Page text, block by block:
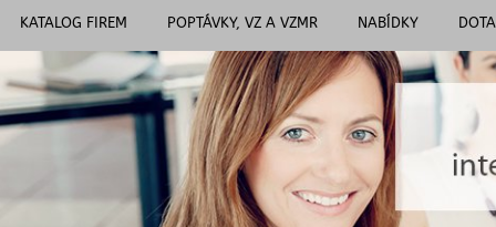
KATALOG FIREM POPTÁVKY, VZ A VZMR NABÍDKY